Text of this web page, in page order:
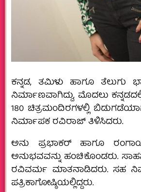
ಕನ್ನಡ, ತಮಿಳು ಹಾಗೂ ತೆಲುಗು
ನಿರ್ಮಾಣವಾಗಿದ್ದು, ಮೊದಲು
180 ಚಿತ್ರಮಂದಿರಗಳಲ್ಲಿ
ನಿರ್ಮಾಪಕ ರವಿರಾಜ್ ತಿಳಿಸಿದರು.
ಅನು ಪ್ರಭಾಕರ್ ಹಾಗೂ
ಅನುಭವವನ್ನು ಹಂಚಿಕೊಂಡರು.
ರವಿವರ್ಮ ‌ಮಾತನಾಡಿದರು. ಸಹ
ಪತ್ರಿಕಾಗೋಷ್ಠಿಯಲ್ಲಿದ್ದರು. ‌